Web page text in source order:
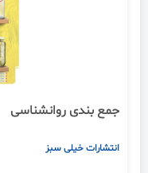
جمع بندی روانشناسی
انتشارات خیلی سبز